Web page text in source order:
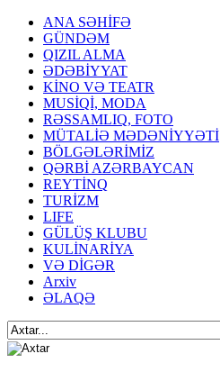
ANA SƏHİFƏ
GÜNDƏM
QIZIL ALMA
ƏDƏBİYYAT
KİNO VƏ TEATR
MUSİQİ, MODA
RƏSSAMLIQ, FOTO
MÜTALİƏ MƏDƏNİYYƏTİ
BÖLGƏLƏRİMİZ
QƏRBİ AZƏRBAYCAN
REYTİNQ
TURİZM
LIFE
GÜLÜŞ KLUBU
KULİNARİYA
VƏ DİGƏR
Arxiv
ƏLAQƏ